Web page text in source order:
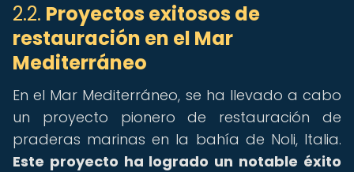
2.2. Proyectos exitosos de
restauración en el Mar
Mediterráneo
En el Mar Mediterráneo, se ha llevado a cabo
un proyecto pionero de restauración de
praderas marinas en la bahía de Noli, Italia.
Este proyecto ha logrado un notable éxito